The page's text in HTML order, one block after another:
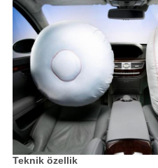
Teknik özellik